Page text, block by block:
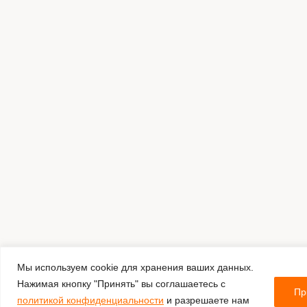
Мы используем cookie для хранения ваших данных.
Нажимая кнопку "Принять" вы соглашаетесь с
политикой конфиденциальности и разрешаете нам